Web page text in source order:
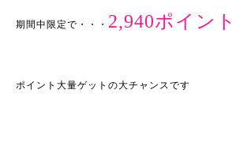
期間中限定で・・・ 2,940ポイント
ポイント大量ゲットの大チャンスです